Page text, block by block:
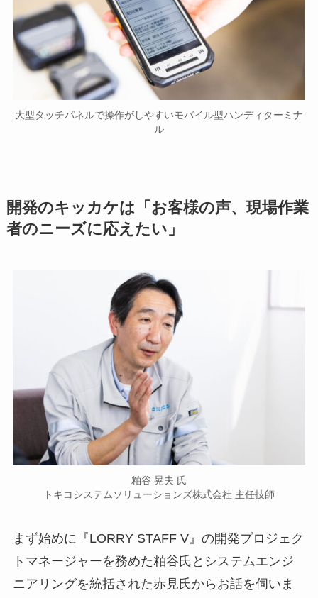
大型タッチパネルで操作がしやすいモバイル型ハンディターミナ
ル
開発のキッカケは「お客様の声、現場作業
者のニーズに応えたい」
粕谷 晃夫 氏
トキコシステムソリューションズ株式会社 主任技師
まず始めに『LORRY STAFF V』の開発プロジェク
トマネージャーを務めた粕谷氏とシステムエンジ
ニアリングを統括された赤見氏からお話を伺いま